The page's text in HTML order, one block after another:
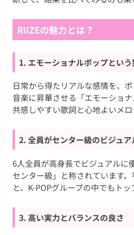
RIIZEの魅力とは？
1. エモーショナルポップとい
日常から得たリアルな感情を、
音楽に昇華させる「エモーショナ
共感しやすい歌詞と心地よいメロ
2. 全員がセンター級のビジュア
6人全員が高身長でビジュアルに
センター級」と称されています
と、K-POPグループの中でもトッ
3. 高い実力とバランスの良さ